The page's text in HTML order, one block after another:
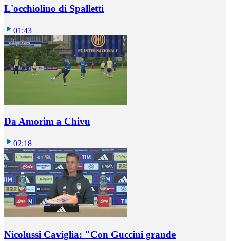
L'occhiolino di Spalletti
01:43
Da Amorim a Chivu
02:18
Nicolussi Caviglia: "Con Guccini grande